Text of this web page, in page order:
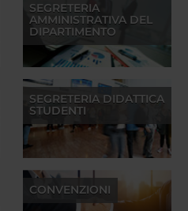
SEGRETERIA
AMMINISTRATIVA DEL
DIPARTIMENTO
SEGRETERIA DIDATTICA
STUDENTI
CONVENZIONI